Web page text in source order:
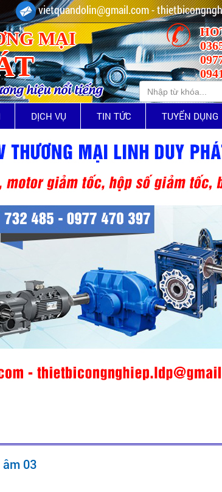
vietquandolin@gmail.com -
MẠI
hiệu nổi tiếng
DỊCH VỤ TIN TỨC TUYỂN DỤNG
03